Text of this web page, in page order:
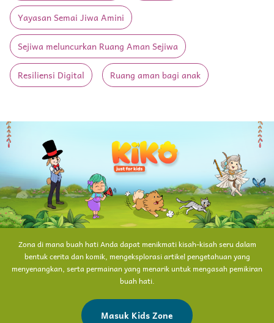
Yayasan Semai Jiwa Amini
Sejiwa meluncurkan Ruang Aman Sejiwa
Resiliensi Digital Ruang aman bagi anak
Zona di mana buah hati Anda dapat menikmati kisah-kisah seru dalam
bentuk cerita dan komik, mengeksplorasi artikel pengetahuan yang
menyenangkan, serta permainan yang menarik untuk mengasah pemikiran
buah hati.
Masuk Kids Zone